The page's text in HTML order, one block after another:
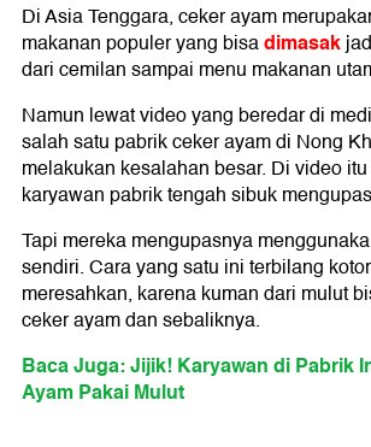
Di Asia Tenggara, ceker ayam
makanan populer yang bisadimasak
dari cemilan sampai menu makanan
Namun lewat video yang beredar di
salah satu pabrik ceker ayam di Nong
melakukan kesalahan besar. Di video
karyawan pabrik tengah sibuk
Tapi mereka mengupasnya
sendiri. Cara yang satu ini terbilang
meresahkan, karena kuman dari mulut
ceker ayam dan sebaliknya.
Baca Juga: Jijik! Karyawan di Pabrik
Ayam Pakai Mulut